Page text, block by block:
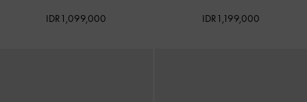
IDR1,099,000 IDR1,199,000